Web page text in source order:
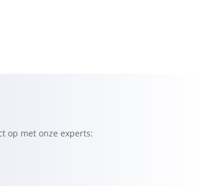
op met onze experts: